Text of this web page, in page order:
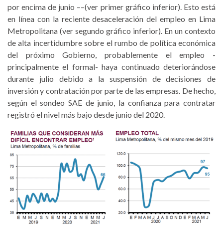
por encima de junio ––(ver primer gráfico inferior). Esto está
en línea con la reciente desaceleración del empleo en Lima
Metropolitana (ver segundo gráfico inferior). En un contexto
de alta incertidumbre sobre el rumbo de política económica
del próximo Gobierno, probablemente el empleo -
principalmente el formal- haya continuado deteriorándose
durante julio debido a la suspensión de decisiones de
inversión y contratación por parte de las empresas. De hecho,
según el sondeo SAE de junio, la confianza para contratar
registró el nivel más bajo desde junio del 2020.